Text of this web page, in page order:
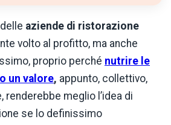
aziende di ristorazione
volto al profitto, ma anche
proprio perché nutrire le
un valore, appunto, collettivo,
meglio l’idea di
se lo definissimo